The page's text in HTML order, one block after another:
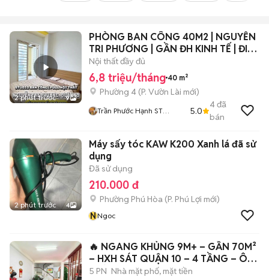
2 phút trước 9
PHÒNG BAN CÔNG 40M2 | NGUYỄN
TRI PHƯƠNG | GẦN ĐH KINH TẾ | ĐI
BỘ 200M
Nội thất đầy đủ
6,8 triệu/tháng 40 m²
Phường 4 (P. Vườn Lài mới)
Trần Phước Hạnh ST
5.0
4đã
bán
2 phút trước 4
Máy sấy tóc KAW K200 Xanh lá đã sử
dụng
Đã sử dụng
210.000 đ
Phường Phú Hòa (P. Phú Lợi mới)
NNgoc
🔥 NGANG KHỦNG 9M+ – GẦN 70M²
– HXH SÁT QUẬN 10 – 4 TẦNG – Ô
CHỜ THANG
5 PN Nhà mặt phố, mặt tiền